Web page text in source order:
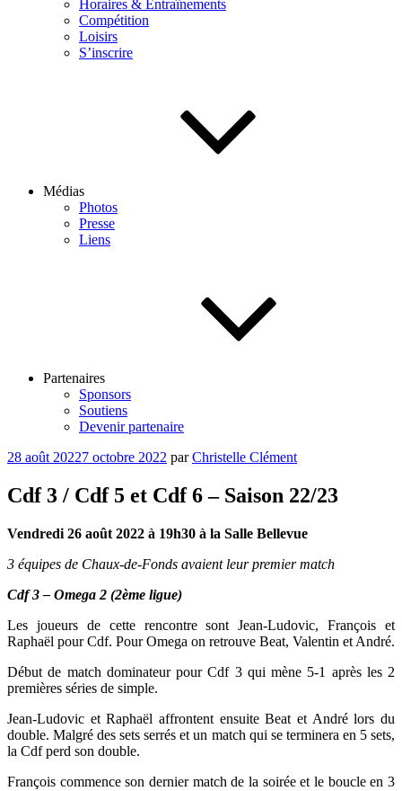
Horaires & Entraînements
Compétition
Loisirs
S’inscrire
Médias
Photos
Presse
Liens
Partenaires
Sponsors
Soutiens
Devenir partenaire
Publié
28 août 20227 octobre 2022 parChristelle Clément
Cdf 3 / Cdf 5 et Cdf 6 – Saison 22/23
Vendredi 26 août 2022 à 19h30 à la Salle Bellevue
3 équipes de Chaux-de-Fonds avaient leur premier match
Cdf 3 – Omega 2 (2ème ligue)
Les joueurs de cette rencontre sont Jean-Ludovic, François et
Raphaël pour Cdf. Pour Omega on retrouve Beat, Valentin et André.
Début de match dominateur pour Cdf 3 qui mène 5-1 après les 2
premières séries de simple.
Jean-Ludovic et Raphaël affrontent ensuite Beat et André lors du
double. Malgré des sets serrés et un match qui se terminera en 5 sets,
la Cdf perd son double.
François commence son dernier match de la soirée et le boucle en 3